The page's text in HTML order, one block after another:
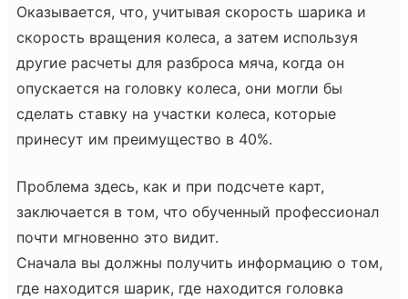
Оказывается, что, учитывая скорость шарика и
скорость вращения колеса, а затем используя
другие расчеты для разброса мяча, когда он
опускается на головку колеса, они могли бы
сделать ставку на участки колеса, которые
принесут им преимущество в 40%.
Проблема здесь, как и при подсчете карт,
заключается в том, что обученный профессионал
почти мгновенно это видит.
Сначала вы должны получить информацию о том,
где находится шарик, где находится головка